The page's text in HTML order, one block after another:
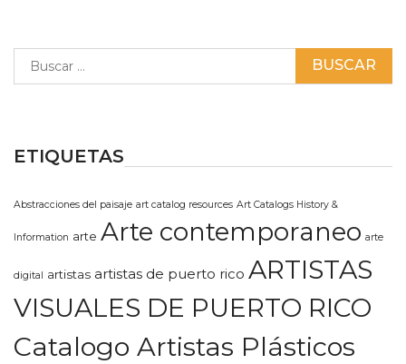
ETIQUETAS
Abstracciones del paisaje art catalog resources Art Catalogs History &
Information arte Arte contemporaneo arte
digital artistas artistas de puerto rico ARTISTAS
VISUALES DE PUERTO RICO
Catalogo Artistas Plásticos